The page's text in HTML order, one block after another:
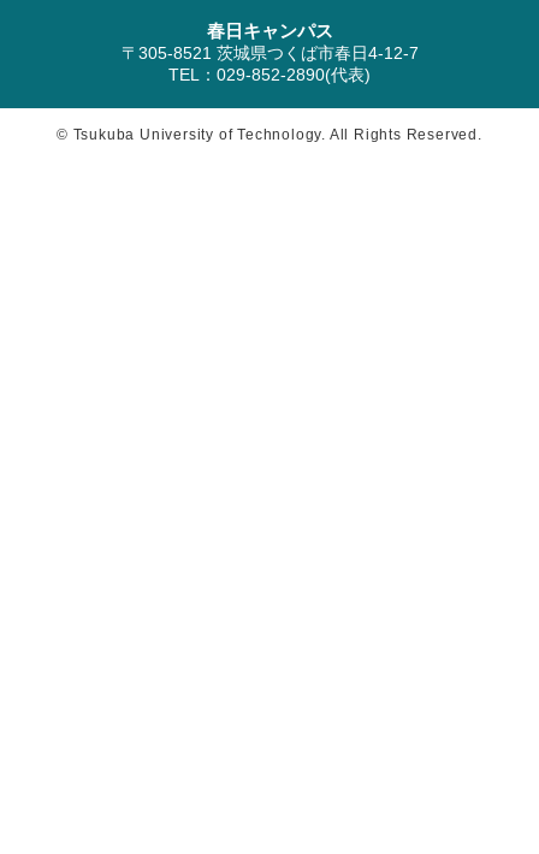
春日キャンパス
〒305-8521 茨城県つくば市春日4-12-7
TEL：029-852-2890(代表)
© Tsukuba University of Technology. All Rights Reserved.